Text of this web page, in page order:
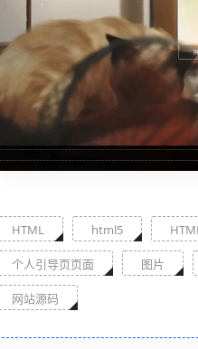
HTML html5
个人引导页页面 图片
网站源码